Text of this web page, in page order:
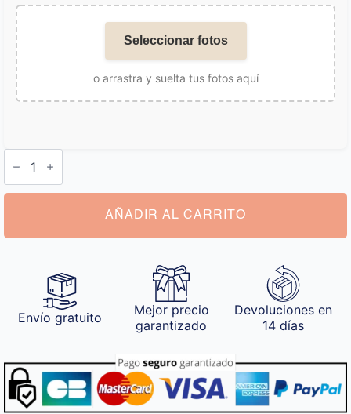
Seleccionar fotos
o arrastra y suelta tus fotos aquí
Calcetines
con
Tu
Cara
AÑADIR AL CARRITO
Envío gratuito
Mejor precio
garantizado
Devoluciones en
14 días